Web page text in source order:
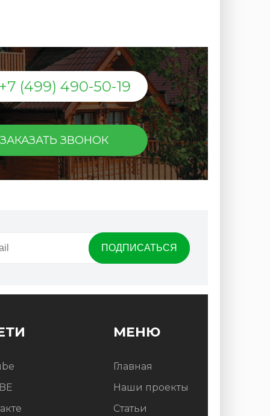
+7 (499) 490-50-19
ЗАКАЗАТЬ ЗВОНОК
МЕНЮ
Главная
Наши проекты
Статьи